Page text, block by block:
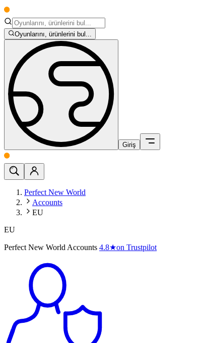
Oyunlarını, ürünlerini bul...
Giriş
Perfect New World
Accounts
EU
EU
Perfect New World Accounts 4.8★on Trustpilot